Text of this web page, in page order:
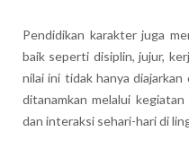
Pendidikan karakter juga
baik seperti disiplin, jujur,
nilai ini tidak hanya
ditanamkan melalui
dan interaksi sehari-hari di